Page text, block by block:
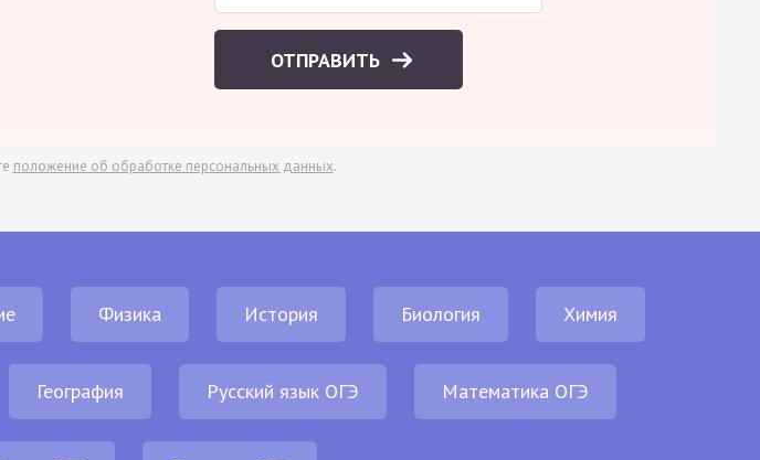
ОТПРАВИТЬ
положение об обработке персональных данных.
Физика История Биология Химия
География Русский язык ОГЭ Математика ОГЭ